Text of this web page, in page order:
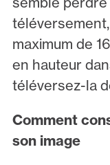
maximum de
en hauteur
téléversez-la
Comment
son image